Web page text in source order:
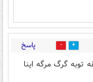
3 پاسخ
توبه گرگ مرگه اینا